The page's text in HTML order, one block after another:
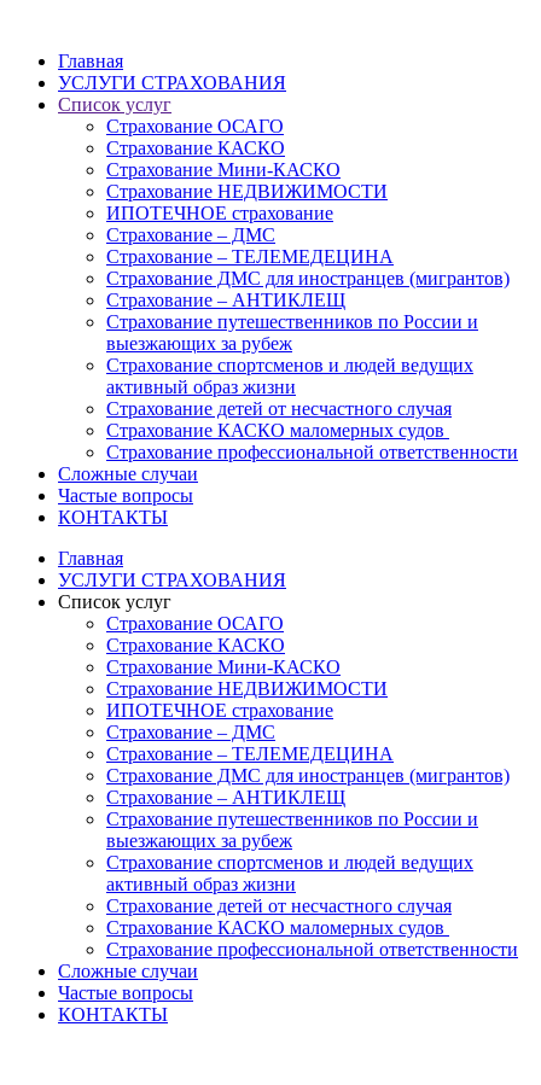
Главная
УСЛУГИ СТРАХОВАНИЯ
Список услуг
Страхование ОСАГО
Страхование КАСКО
Страхование Мини-КАСКО
Страхование НЕДВИЖИМОСТИ
ИПОТЕЧНОЕ страхование
Страхование – ДМС
Страхование – ТЕЛЕМЕДЕЦИНА
Страхование ДМС для иностранцев (мигрантов)
Страхование – АНТИКЛЕЩ
Страхование путешественников по России и
выезжающих за рубеж
Страхование спортсменов и людей ведущих
активный образ жизни
Страхование детей от несчастного случая
Страхование КАСКО маломерных судов
Страхование профессиональной ответственности
Сложные случаи
Частые вопросы
КОНТАКТЫ
Главная
УСЛУГИ СТРАХОВАНИЯ
Список услуг
Страхование ОСАГО
Страхование КАСКО
Страхование Мини-КАСКО
Страхование НЕДВИЖИМОСТИ
ИПОТЕЧНОЕ страхование
Страхование – ДМС
Страхование – ТЕЛЕМЕДЕЦИНА
Страхование ДМС для иностранцев (мигрантов)
Страхование – АНТИКЛЕЩ
Страхование путешественников по России и
выезжающих за рубеж
Страхование спортсменов и людей ведущих
активный образ жизни
Страхование детей от несчастного случая
Страхование КАСКО маломерных судов
Страхование профессиональной ответственности
Сложные случаи
Частые вопросы
КОНТАКТЫ